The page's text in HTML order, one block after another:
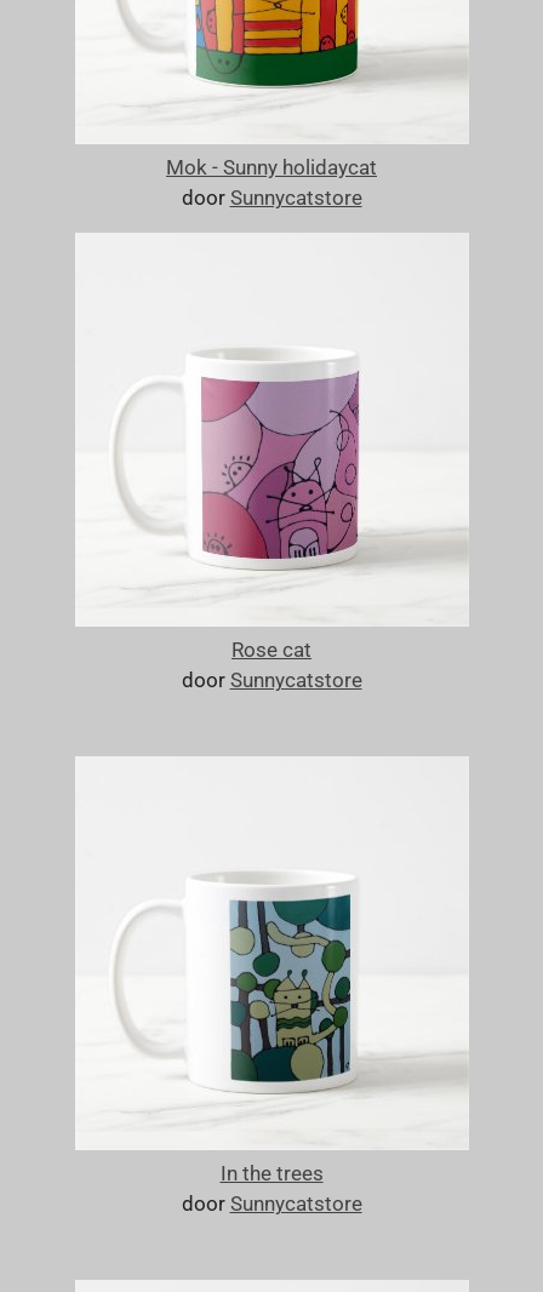
Mok - Sunny holidaycat
door Sunnycatstore
Rose cat
door Sunnycatstore
In the trees
door Sunnycatstore